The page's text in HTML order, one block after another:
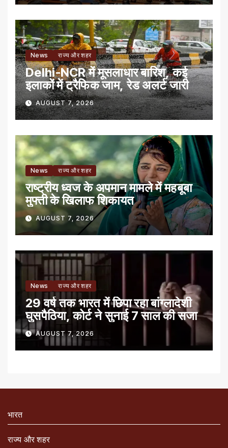
News राज्य और शहर
Delhi-NCR में मूसलाधार बारिश, कई
इलाकों में ट्रैफिक जाम, रेड अलर्ट जारी
AUGUST 7, 2026
News राज्य और शहर
राष्ट्रीय ध्वज के अपमान मामले में महबूबा
मुफ्ती के खिलाफ शिकायत
AUGUST 7, 2026
News राज्य और शहर
29 वर्ष तक भारत में छिपा रहा बांग्लादेशी
घुसपैठिया, कोर्ट ने सुनाई 7 साल की सजा
AUGUST 7, 2026
भारत
राज्य और शहर